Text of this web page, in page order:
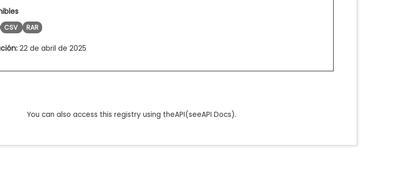
CSV RAR
22 de abril de 2025
You can also access this registry using theAPI(seeAPI Docs).